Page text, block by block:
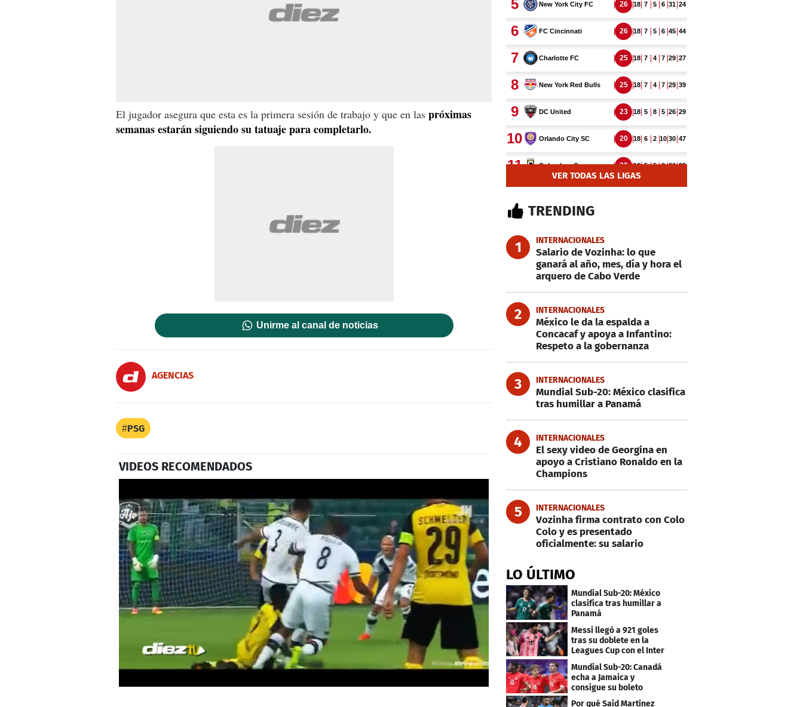
El jugador asegura que esta es la primera sesión de trabajo y que en las próximas
semanas estarán siguiendo su tatuaje para completarlo.
Unirme al canal de noticias
AGENCIAS
PSG
VIDEOS RECOMENDADOS
VER TODAS LAS LIGAS
TRENDING
1 INTERNACIONALES
Salario de Vozinha: lo que
ganará al año, mes, día y hora el
arquero de Cabo Verde
2 INTERNACIONALES
México le da la espalda a
Concacaf y apoya a Infantino:
Respeto a la gobernanza
3 INTERNACIONALES
Mundial Sub-20: México clasifica
tras humillar a Panamá
4 INTERNACIONALES
El sexy video de Georgina en
apoyo a Cristiano Ronaldo en la
Champions
5 INTERNACIONALES
Vozinha firma contrato con Colo
Colo y es presentado
oficialmente: su salario
LO ÚLTIMO
Mundial Sub-20: México
clasifica tras humillar a
Panamá
Messi llegó a 921 goles
tras su doblete en la
Leagues Cup con el Inter
Miami
Mundial Sub-20: Canadá
echa a Jamaica y
consigue su boleto
Por qué Said Martínez